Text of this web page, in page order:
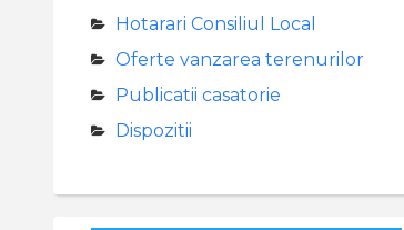
Hotarari Consiliul Local
Oferte vanzarea terenurilor
Publicatii casatorie
Dispozitii